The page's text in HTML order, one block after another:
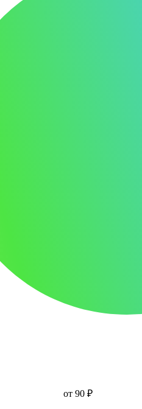
от 90 ₽